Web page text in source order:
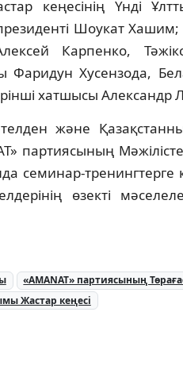
кеңесінің Үнді
Шоукат
Карпенко,
Хусензода,
хатшысы Александр
және
партиясының
семинар-тренингтерге
өзекті
«AMANAT» партиясының
Жастар кеңесі